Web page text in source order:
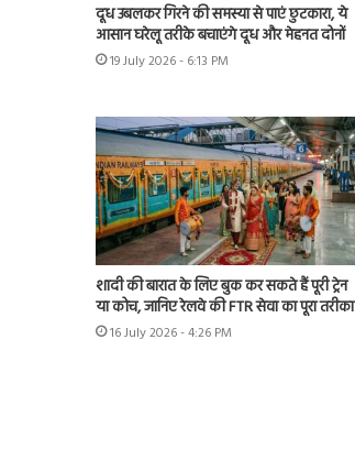
दूध उबलकर गिरने की समस्या से पाएं छुटकारा, ये
आसान घरेलू तरीके बचाएंगे दूध और मेहनत दोनों
19 July 2026 - 6:13 PM
शादी की बारात के लिए बुक कर सकते हैं पूरी ट्रेन
या कोच, जानिए रेलवे की FTR सेवा का पूरा तरीका
16 July 2026 - 4:26 PM